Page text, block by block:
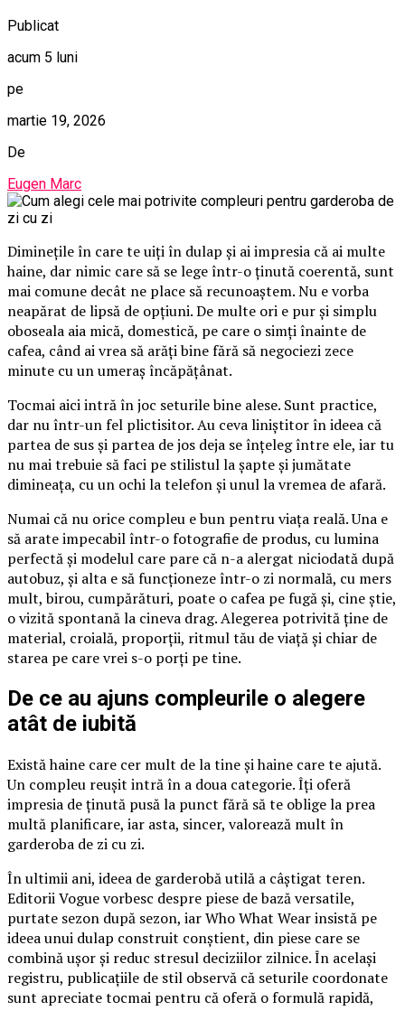
Publicat
acum 5 luni
pe
martie 19, 2026
De
Eugen Marc
Diminețile în care te uiți în dulap și ai impresia că ai multe
haine, dar nimic care să se lege într-o ținută coerentă, sunt
mai comune decât ne place să recunoaștem. Nu e vorba
neapărat de lipsă de opțiuni. De multe ori e pur și simplu
oboseala aia mică, domestică, pe care o simți înainte de
cafea, când ai vrea să arăți bine fără să negociezi zece
minute cu un umeraș încăpățânat.
Tocmai aici intră în joc seturile bine alese. Sunt practice,
dar nu într-un fel plictisitor. Au ceva liniștitor în ideea că
partea de sus și partea de jos deja se înțeleg între ele, iar tu
nu mai trebuie să faci pe stilistul la șapte și jumătate
dimineața, cu un ochi la telefon și unul la vremea de afară.
Numai că nu orice compleu e bun pentru viața reală. Una e
să arate impecabil într-o fotografie de produs, cu lumina
perfectă și modelul care pare că n-a alergat niciodată după
autobuz, și alta e să funcționeze într-o zi normală, cu mers
mult, birou, cumpărături, poate o cafea pe fugă și, cine știe,
o vizită spontană la cineva drag. Alegerea potrivită ține de
material, croială, proporții, ritmul tău de viață și chiar de
starea pe care vrei s-o porți pe tine.
De ce au ajuns compleurile o alegere
atât de iubită
Există haine care cer mult de la tine și haine care te ajută.
Un compleu reușit intră în a doua categorie. Îți oferă
impresia de ținută pusă la punct fără să te oblige la prea
multă planificare, iar asta, sincer, valorează mult în
garderoba de zi cu zi.
În ultimii ani, ideea de garderobă utilă a câștigat teren.
Editorii Vogue vorbesc despre piese de bază versatile,
purtate sezon după sezon, iar Who What Wear insistă pe
ideea unui dulap construit conștient, din piese care se
combină ușor și reduc stresul deciziilor zilnice. În același
registru, publicațiile de stil observă că seturile coordonate
sunt apreciate tocmai pentru că oferă o formulă rapidă,